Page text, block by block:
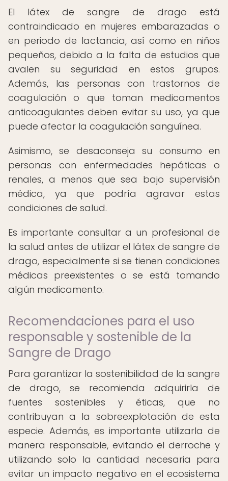
El látex de sangre de drago está
contraindicado en mujeres embarazadas o
en periodo de lactancia, así como en niños
pequeños, debido a la falta de estudios que
avalen su seguridad en estos grupos.
Además, las personas con trastornos de
coagulación o que toman medicamentos
anticoagulantes deben evitar su uso, ya que
puede afectar la coagulación sanguínea.
Asimismo, se desaconseja su consumo en
personas con enfermedades hepáticas o
renales, a menos que sea bajo supervisión
médica, ya que podría agravar estas
condiciones de salud.
Es importante consultar a un profesional de
la salud antes de utilizar el látex de sangre de
drago, especialmente si se tienen condiciones
médicas preexistentes o se está tomando
algún medicamento.
Recomendaciones para el uso
responsable y sostenible de la
Sangre de Drago
Para garantizar la sostenibilidad de la sangre
de drago, se recomienda adquirirla de
fuentes sostenibles y éticas, que no
contribuyan a la sobreexplotación de esta
especie. Además, es importante utilizarla de
manera responsable, evitando el derroche y
utilizando solo la cantidad necesaria para
evitar un impacto negativo en el ecosistema